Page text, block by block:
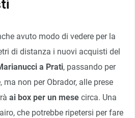
avuto modo di vedere per la
di distanza i nuovi acquisti del
a Prati, passando per
ma non per Obrador, alle prese
ai box per un mese circa. Una
che potrebbe ripetersi per fare